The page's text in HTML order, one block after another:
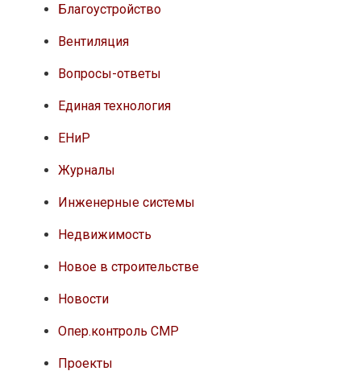
Благоустройство
Вентиляция
Вопросы-ответы
Единая технология
ЕНиР
Журналы
Инженерные системы
Недвижимость
Новое в строительстве
Новости
Опер.контроль СМР
Проекты